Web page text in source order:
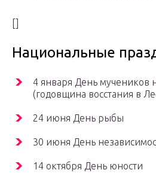
Национальные
4 января День мучеников
(годовщина восстания в
24 июня День рыбы
30 июня День
14 октября День юности